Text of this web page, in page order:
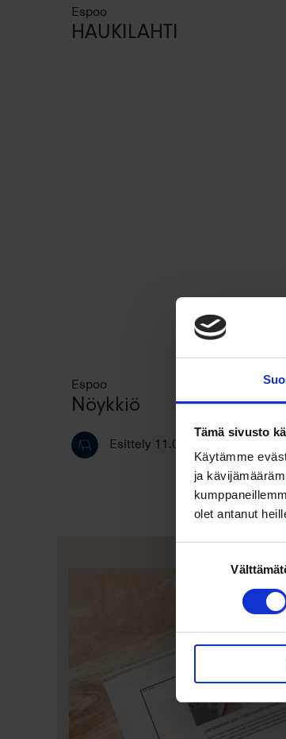
Tämä sivusto
Käytämme
ja
olet antanut
Espoo
HAUKILAHTI
Espoo
Nöykkiö
Esittely 11.08.2026 klo 18:30 -